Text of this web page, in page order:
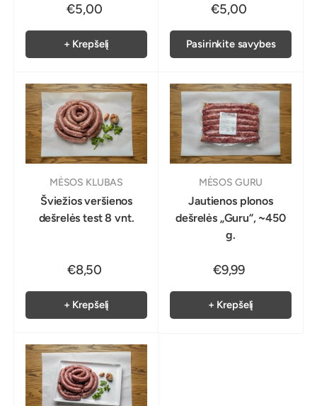
€5,00
+ Krepšelį
€5,00
Pasirinkite savybes
MĖSOS KLUBAS
Šviežios veršienos
dešrelės test 8 vnt.
€8,50
+ Krepšelį
MĖSOS GURU
Jautienos plonos
dešrelės „Guru“, ~450
g.
€9,99
+ Krepšelį